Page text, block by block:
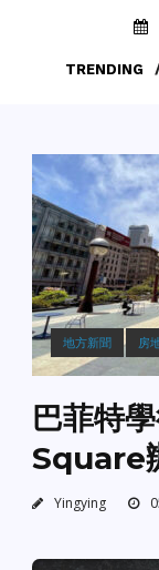
TRENDING
地方新聞 房
巴菲特
Square
Yingying